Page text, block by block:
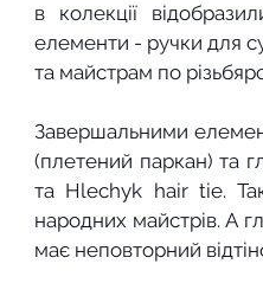
в колекції
елементи - ручки для
та майстрам по
Завершальними
(плетений паркан) та
та Hlechyk hair tie.
народних майстрів. А
має неповторний